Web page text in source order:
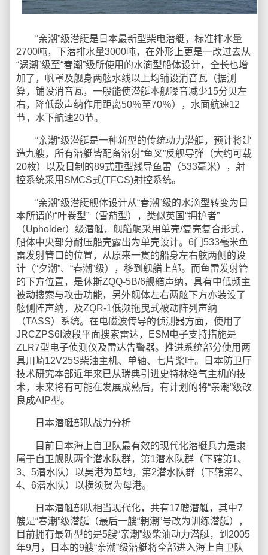
“亲潮”级潜艇是日本最新型柴电潜艇，标准排水量
2700吨，下潜排水量3000吨，在外形上更是一改过去从
“涡潮”级至“春潮”级所使用的水滴型船体设计，全长也增
加了，帆罩及舰身两舷水线以上均铺设消音瓦（据测
算，铺设消音瓦，一般能使潜艇本舰噪音减少15分贝左
右，降低敌声纳作用距离50％至70％），水面航速12
节，水下航速20节。
“亲潮”级潜艇是一种新型的传统动力潜艇，预计将建
造九艘，所有潜艇皆配备潜射“鱼叉”反舰导弹（大约可载
20枚）以及日制的89式重型线导鱼雷（533毫米），射
控系统采用SMCS式(TFCS)射控系统。
“亲潮”级潜艇舰体设计从“春潮”级的水滴型转变为日
本所谓的“叶卷型”（雪茄型），类似英国“拥护者”
（Upholder）级潜艇，舰艏艉采用单壳/复壳复合形式，
船体中央部分耐压船壳露出为单壳设计。6门533毫米鱼
雷发射管口的位置，从原来一贯的船身左右舷两侧的设
计（“夕潮”、“春潮”级），移到舰艏上部。而鱼雷发射管
的下方位置，是休斯ZQQ-5B/6舰艏声纳，具有中低频主
被动搜索与攻击功能，另外舰体左右两舷下方亦装设了
舷侧阵声纳，及ZQR-1低频拖曳式被动阵列声纳
（TASS）系统。在电磁波传导的侦测器方面，使用了
JRCZPS6I波段平面搜索雷达，ESM电子支持措施是
ZLR7型电子侦测仪及雷达告警器。推进系统部分使用两
具川崎12V25S柴油主机、单轴、七片桨叶。日本防卫厅
技术研究本部近年来已从瑞典引进史特林绝气主机的技
术，未来将有可能在发展成熟后，有计划的将“亲潮”级改
良成AIP型。
日本潜艇部队战力分析
目前日本海上自卫队最有效的现代化潜艇兵力是隶
属于自卫舰队两个潜水队群，第1潜水队群（下辖第1、
3、5潜水队）以吴港为基地，第2潜水队群（下辖第2、
4、6潜水队）以横须贺为母港。
日本潜艇部队相当现代化，共有17艘潜艇，其中7
艘是“春潮”级潜艇（最后一艘“朝潮”号改为训练潜艇），
目前拥有最新型的是5艘“亲潮”级柴油动力潜艇，到2005
年9月，日本的9艘“亲潮”级潜艇将全部进入海上自卫队